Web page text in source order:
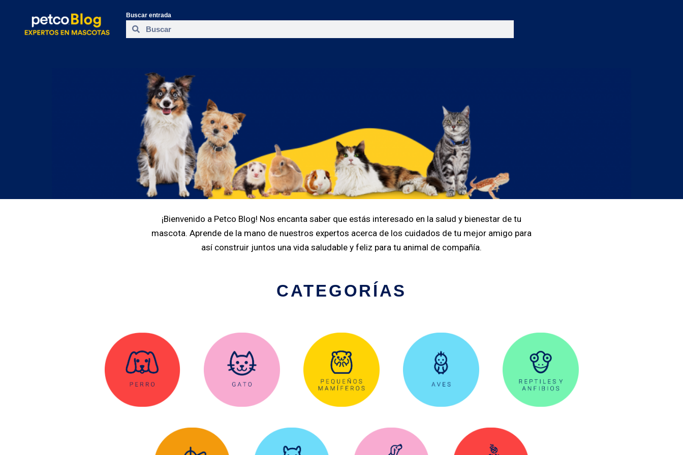
Buscar entrada
¡Bienvenido a Petco Blog! Nos encanta saber que estás interesado en la salud y bienestar de tu
mascota. Aprende de la mano de nuestros expertos acerca de los cuidados de tu mejor amigo para
así construir juntos una vida saludable y feliz para tu animal de compañía.
CATEGORÍAS